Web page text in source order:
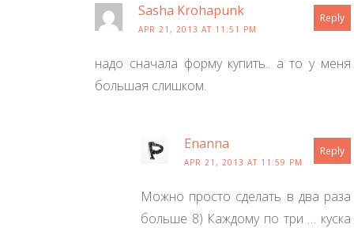
Sasha Krohapunk Reply
APR 21, 2013 AT 11:51 PM
надо сначала форму купить.. а то у меня
большая слишком.
Enanna Reply
APR 21, 2013 AT 11:59 PM
Можно просто сделать в два раза
больше 8) Каждому по три … куска